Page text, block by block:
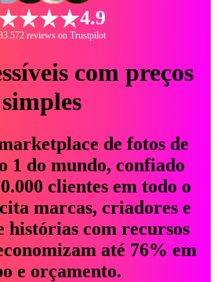
4.9
reviews on Trustpilot
com preços
simples
de fotos de
1 do mundo, confiado
clientes em todo o
marcas, criadores e
histórias com recursos
até 76% em
e orçamento.